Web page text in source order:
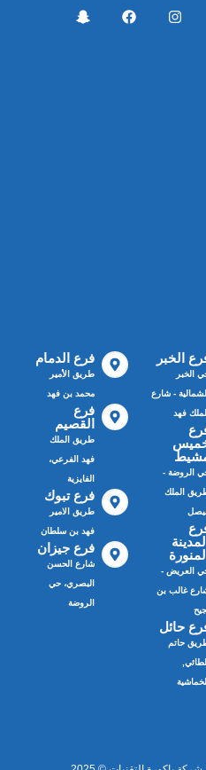
الخبر
الخبر
الشمالية - شارع
الملك فهد
الروضة -
الملك
المدينة
المنورة
العريض -
غالب بن
حائل
حاتم
الطائي,
الخماشية
فرع الدمام
طريق الأمير
محمد بن فهد
فرع
القصيم
طريق الملك
فهد الفرعي،
الفايزية
فرع تبوك
طريق الامير
فهد بن سلطان
فرع جيزان
شارع الحسن
البصري، حي
الروضة